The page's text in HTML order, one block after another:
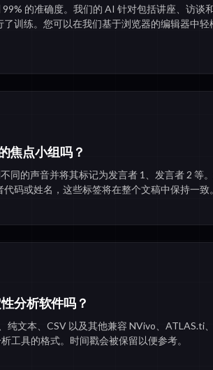
的准确度。我们的 AI 针对包括讲座、访谈
训练。您可以在我们基于浏览器的编辑器中轻
焦点小组吗？
同的声音并将其标记为发言者 1、发言者 2 等
码或姓名，这些标签将在整个文稿中保持一致。
分析软件吗？
纯文本、CSV 以及其他兼容 NVivo、ATLAS.ti、
工具的格式。时间戳会被保留以便参考。